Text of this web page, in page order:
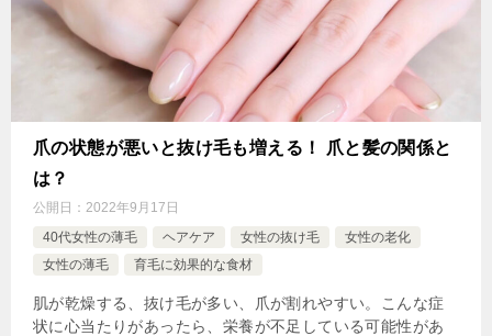
爪の状態が悪いと抜け毛も増える！ 爪と髪の関係と
は？
公開日： 2022年9月17日
40代女性の薄毛
ヘアケア 女性の抜け毛
女性の老化
女性の薄毛
育毛に効果的な食材
肌が乾燥する、抜け毛が多い、爪が割れやすい。こんな症
状に心当たりがあったら、栄養が不足している可能性があ